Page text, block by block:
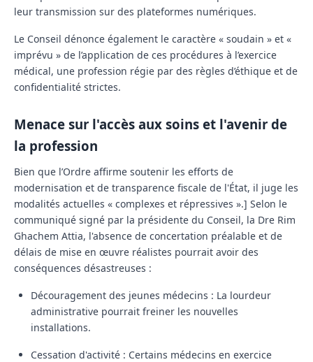
leur transmission sur des plateformes numériques.
Le Conseil dénonce également le caractère « soudain » et «
imprévu » de l’application de ces procédures à l’exercice
médical, une profession régie par des règles d’éthique et de
confidentialité strictes.
Menace sur l'accès aux soins et l'avenir de
la profession
Bien que l’Ordre affirme soutenir les efforts de
modernisation et de transparence fiscale de l'État, il juge les
modalités actuelles « complexes et répressives ».] Selon le
communiqué signé par la présidente du Conseil, la Dre Rim
Ghachem Attia, l'absence de concertation préalable et de
délais de mise en œuvre réalistes pourrait avoir des
conséquences désastreuses :
Découragement des jeunes médecins : La lourdeur
administrative pourrait freiner les nouvelles
installations.
Cessation d'activité : Certains médecins en exercice